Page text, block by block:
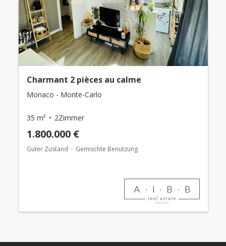
Charmant 2 pièces au calme
Monaco - Monte-Carlo
35 m² 2Zimmer
1.800.000 €
Guter Zustand Gemischte Benutzung